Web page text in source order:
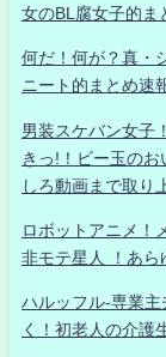
女のBL腐女子的ま
何だ！何が？真
ニート的まとめ速
男装スケバン女子
きっ!！ビー玉の
しろ動画まで取り
ロボットアニメ！
非モテ星人 ！あら
ハルッフル-専業主
く！初老人の介護